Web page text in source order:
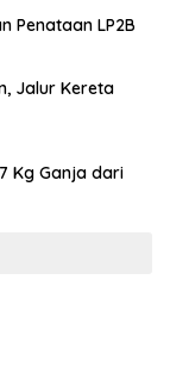
Penataan LP2B
Jalur Kereta
Kg Ganja dari